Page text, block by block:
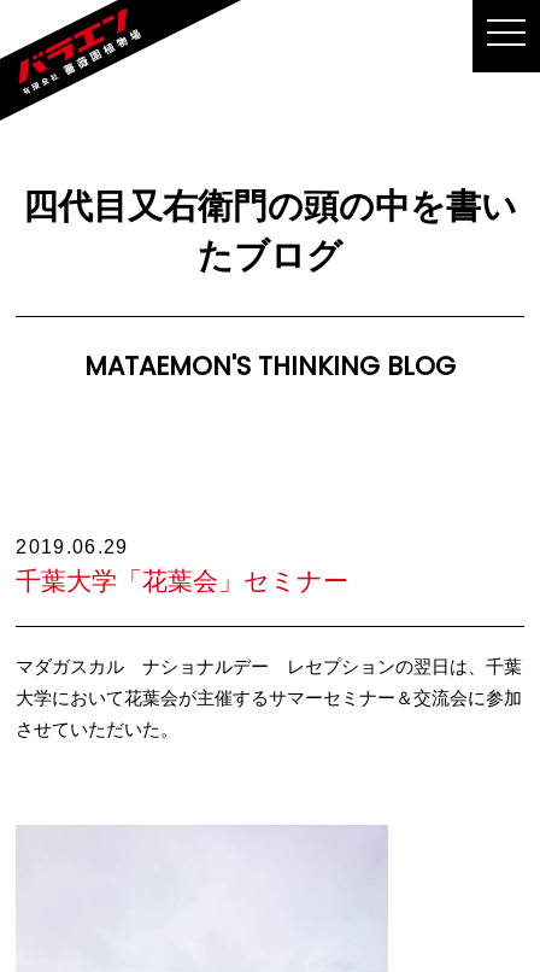
四代目又右衛門の頭の中を書い
たブログ
MATAEMON'S THINKING BLOG
2019.06.29
千葉大学「花葉会」セミナー
マダガスカル ナショナルデー レセプションの翌日は、千葉
大学において花葉会が主催するサマーセミナー＆交流会に参加
させていただいた。